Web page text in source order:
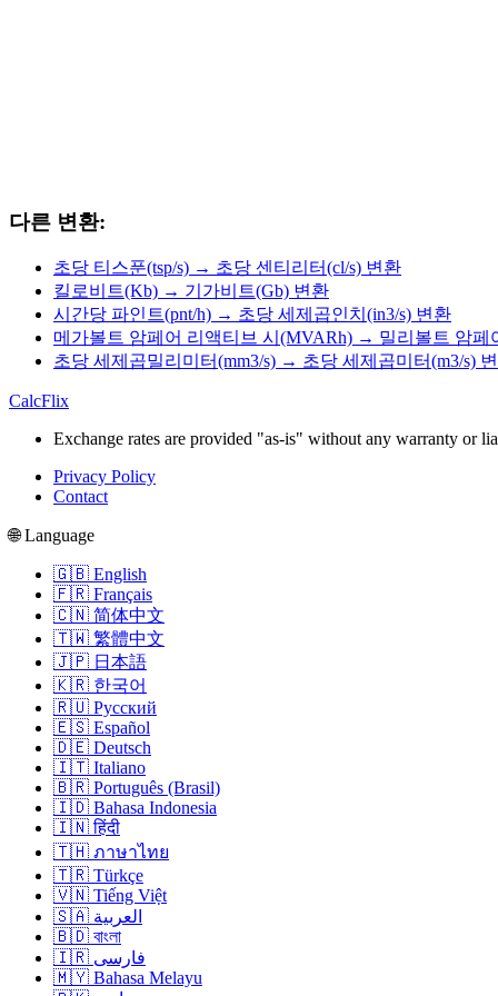
다른 변환:
초당 티스푼(tsp/s) → 초당 센티리터(cl/s) 변환
킬로비트(Kb) → 기가비트(Gb) 변환
시간당 파인트(pnt/h) → 초당 세제곱인치(in3/s) 변환
메가볼트 암페어 리액티브 시(MVARh) → 밀리볼트 암페
초당 세제곱밀리미터(mm3/s) → 초당 세제곱미터(m3/s)
CalcFlix
Exchange rates are provided "as-is" without any warranty or
Privacy Policy
Contact
🌐 Language
🇬🇧 English
🇫🇷 Français
🇨🇳 简体中文
🇹🇼 繁體中文
🇯🇵 日本語
🇰🇷 한국어
🇷🇺 Русский
🇪🇸 Español
🇩🇪 Deutsch
🇮🇹 Italiano
🇧🇷 Português (Brasil)
🇮🇩 Bahasa Indonesia
🇮🇳 हिंदी
🇹🇭 ภาษาไทย
🇹🇷 Türkçe
🇻🇳 Tiếng Việt
🇸🇦 العربية
🇧🇩 বাংলা
🇮🇷 فارسی
🇲🇾 Bahasa Melayu